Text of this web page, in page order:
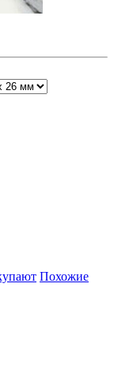
Похожие